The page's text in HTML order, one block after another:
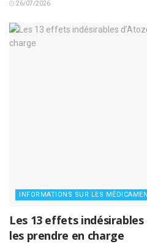
26/07/2026
INFORMATIONS SUR LES
Les 13 effets
les prendre en charge